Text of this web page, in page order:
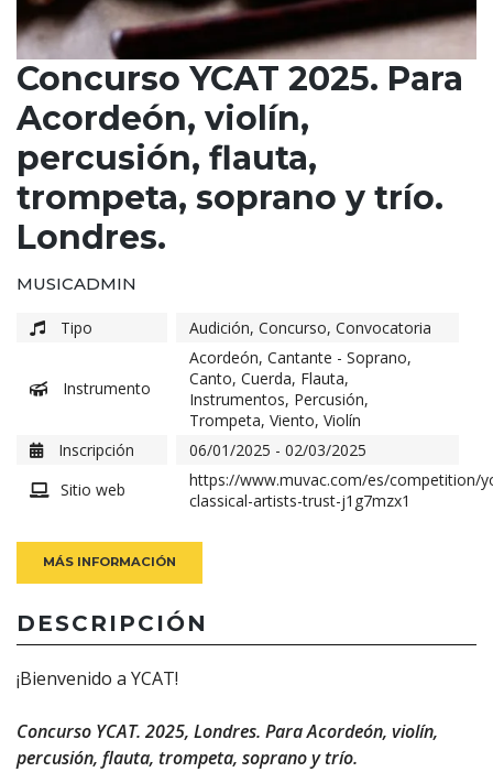
Concurso YCAT 2025. Para
Acordeón, violín,
percusión, flauta,
trompeta, soprano y trío.
Londres.
MUSICADMIN
Tipo Audición, Concurso, Convocatoria
Instrumento
Acordeón, Cantante - Soprano,
Canto, Cuerda, Flauta,
Instrumentos, Percusión,
Trompeta, Viento, Violín
Inscripción
06/01/2025 - 02/03/2025
Sitio web
https://www.muvac.com/es/competition/
classical-artists-trust-j1g7mzx1
MÁS INFORMACIÓN
DESCRIPCIÓN
¡Bienvenido a YCAT!
Concurso YCAT. 2025, Londres. Para Acordeón, violín,
percusión, flauta, trompeta, soprano y trío.